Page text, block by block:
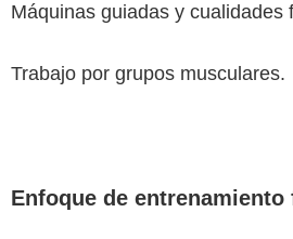
Máquinas guiadas y cualidades
Trabajo por grupos musculares.
Enfoque de entrenamiento